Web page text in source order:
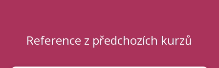
Reference z předchozích kurzů